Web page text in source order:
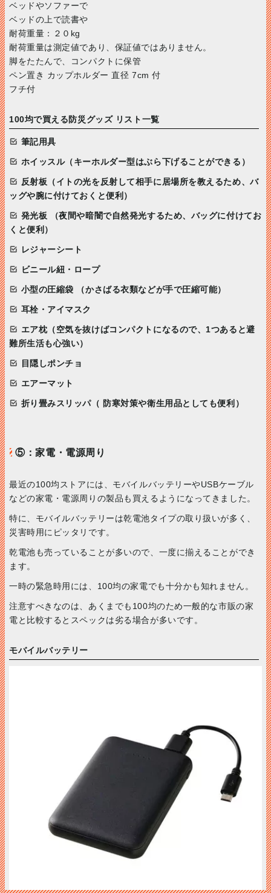
ベッドやソファーで
ベッドの上で読書や
耐荷重量：２０kg
耐荷重量は測定値であり、保証値ではありません。
脚をたたんで、コンパクトに保管
ペン置き カップホルダー 直径 7cm 付
フチ付
100均で買える防災グッズ リスト一覧
筆記用具
ホイッスル（キーホルダー型はぶら下げることができる）
反射板（イトの光を反射して相手に居場所を教えるため、バ
ッグや腕に付けておくと便利）
発光板 （夜間や暗闇で自然発光するため、バッグに付けてお
くと便利）
レジャーシート
ビニール紐・ロープ
小型の圧縮袋 （かさばる衣類などが手で圧縮可能）
耳栓・アイマスク
エア枕（空気を抜けばコンパクトになるので、1つあると避
難所生活も心強い）
目隠しポンチョ
エアーマット
折り畳みスリッパ（ 防寒対策や衛生用品としても便利）
⑤：家電・電源周り
最近の100均ストアには、モバイルバッテリーやUSBケーブル
などの家電・電源周りの製品も買えるようになってきました。
特に、モバイルバッテリーは乾電池タイプの取り扱いが多く、
災害時用にピッタリです。
乾電池も売っていることが多いので、一度に揃えることができ
ます。
一時の緊急時用には、100均の家電でも十分かも知れません。
注意すべきなのは、あくまでも100均のため一般的な市販の家
電と比較するとスペックは劣る場合が多いです。
モバイルバッテリー